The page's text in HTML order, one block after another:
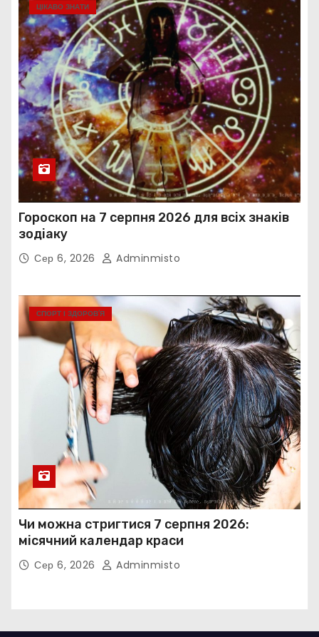
ЦІКАВО ЗНАТИ
Гороскоп на 7 серпня 2026 для всіх знаків
зодіаку
Сер 6, 2026 Adminmisto
СПОРТ І ЗДОРОВ’Я
Чи можна стригтися 7 серпня 2026:
місячний календар краси
Сер 6, 2026 Adminmisto